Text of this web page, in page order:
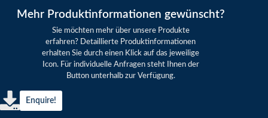
Mehr Produktinformationen gewünscht?
Sie möchten mehr über unsere Produkte
erfahren? Detaillierte Produktinformationen
erhalten Sie durch einen Klick auf das jeweilige
Icon. Für individuelle Anfragen steht Ihnen der
Button unterhalb zur Verfügung.
Enquire!